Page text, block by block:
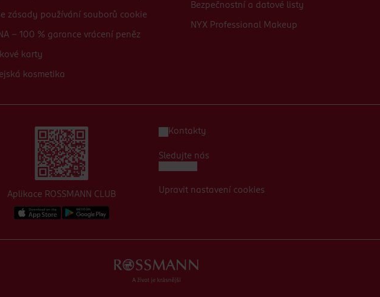
zásady používání souborů cookie
- 100 % garance vrácení peněz
karty
kosmetika
Bezpečnostní a datové listy
NYX Professional Makeup
Aplikace ROSSMANN CLUB
Kontakty
Sledujte nás
Upravit nastavení cookies